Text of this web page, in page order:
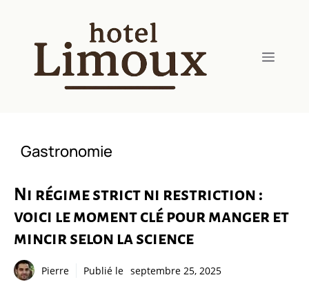
contenu
Menu
Gastronomie
Ni régime strict ni restriction :
voici le moment clé pour manger et
mincir selon la science
Pierre Publié le septembre 25, 2025